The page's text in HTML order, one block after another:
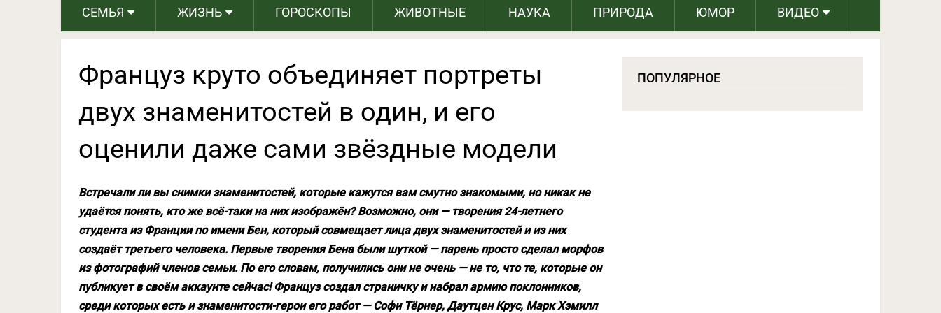
СЕМЬЯ ЖИЗНЬ ГОРОСКОПЫ ЖИВОТНЫЕ НАУКА ПРИРОДА ЮМОР ВИДЕО
Француз круто объединяет портреты
двух знаменитостей в один, и его
оценили даже сами звёздные модели
Встречали ли вы снимки знаменитостей, которые кажутся вам смутно знакомыми, но никак не
удаётся понять, кто же всё-таки на них изображён? Возможно, они — творения 24-летнего
студента из Франции по имени Бен, который совмещает лица двух знаменитостей и из них
создаёт третьего человека. Первые творения Бена были шуткой — парень просто сделал морфов
из фотографий членов семьи. По его словам, получились они не очень — не то, что те, которые он
публикует в своём аккаунте сейчас! Француз создал страничку и набрал армию поклонников,
среди которых есть и знаменитости-герои его работ — Софи Тёрнер, Даутцен Крус, Марк Хэмилл
ПОПУЛЯРНОЕ